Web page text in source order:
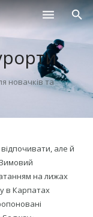
новачків та
але й
на лижах
в Карпатах